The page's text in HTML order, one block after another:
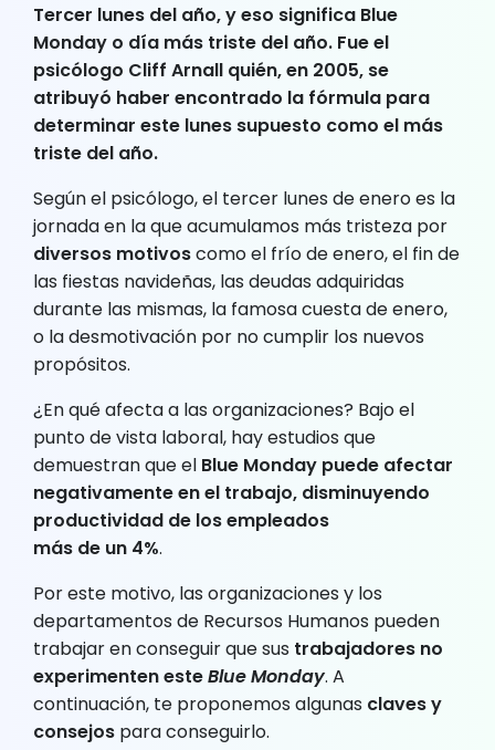
Tercer lunes del año, y eso significa Blue
Monday o día más triste del año. Fue el
psicólogo Cliff Arnall quién, en 2005, se
atribuyó haber encontrado la fórmula para
determinar este lunes supuesto como el más
triste del año.
Según el psicólogo, el tercer lunes de enero es la
jornada en la que acumulamos más tristeza por
diversos motivoscomo el frío de enero, el fin de
las fiestas navideñas, las deudas adquiridas
durante las mismas, la famosa cuesta de enero,
o la desmotivación por no cumplir los nuevos
propósitos.
¿En qué afecta a las organizaciones? Bajo el
punto de vista laboral, hayestudios que
demuestran que el Blue Monday puede afectar
negativamente en el trabajo, disminuyendo
productividad de los empleados
más de un 4%.
Por este motivo, las organizaciones y los
departamentos de Recursos Humanos pueden
trabajar en conseguir que sus trabajadores no
experimenten esteBlue Monday. A
continuación, te proponemos algunas claves y
consejos para conseguirlo.